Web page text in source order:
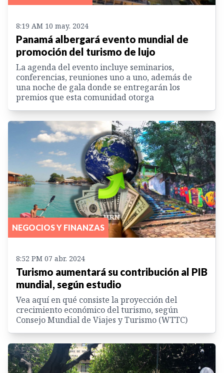
8:19 AM 10 may. 2024
Panamá albergará evento mundial de
promoción del turismo de lujo
La agenda del evento incluye seminarios,
conferencias, reuniones uno a uno, además de
una noche de gala donde se entregarán los
premios que esta comunidad otorga
NEGOCIOS Y FINANZAS
8:52 PM 07 abr. 2024
Turismo aumentará su contribución al PIB
mundial, según estudio
Vea aquí en qué consiste la proyección del
crecimiento económico del turismo, según
Consejo Mundial de Viajes y Turismo (WTTC)